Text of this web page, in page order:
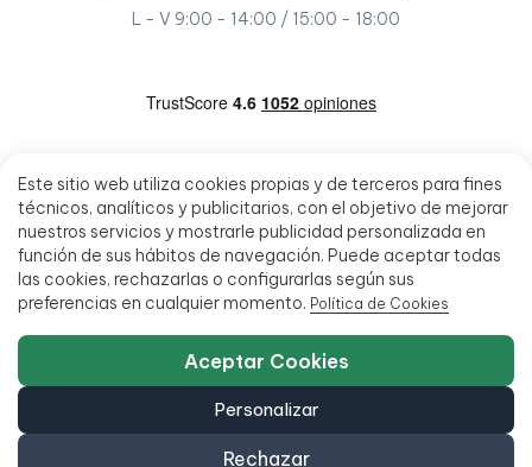
Este sitio web utiliza cookies propias y de terceros para fines
técnicos, analíticos y publicitarios, con el objetivo de mejorar
nuestros servicios y mostrarle publicidad personalizada en
función de sus hábitos de navegación. Puede aceptar todas
las cookies, rechazarlas o configurarlas según sus
preferencias en cualquier momento. Política de Cookies
Rechazar
Personalizar
Aceptar Cookies
L - V 9:00 - 14:00 / 15:00 - 18:00
© 2026 - Ecoportatil - Todos los derechos reservados